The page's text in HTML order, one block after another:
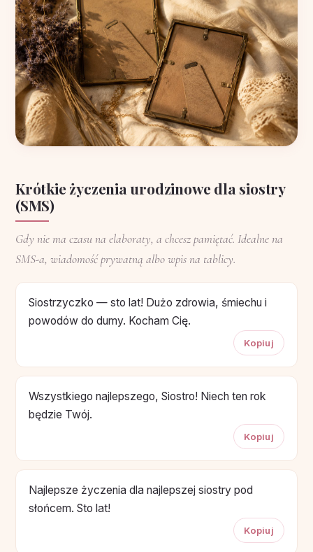
Krótkie życzenia urodzinowe dla siostry
(SMS)
Gdy nie ma czasu na elaboraty, a chcesz pamiętać. Idealne na
SMS-a, wiadomość prywatną albo wpis na tablicy.
Siostrzyczko — sto lat! Dużo zdrowia, śmiechu i
powodów do dumy. Kocham Cię.
Kopiuj
Wszystkiego najlepszego, Siostro! Niech ten rok
będzie Twój.
Kopiuj
Najlepsze życzenia dla najlepszej siostry pod
słońcem. Sto lat!
Kopiuj